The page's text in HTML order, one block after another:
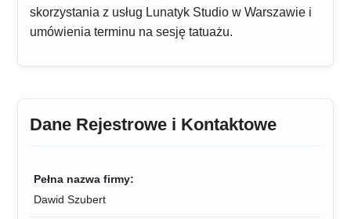
skorzystania z usług Lunatyk Studio w Warszawie i
umówienia terminu na sesję tatuażu.
Dane Rejestrowe i Kontaktowe
Pełna nazwa firmy:
Dawid Szubert